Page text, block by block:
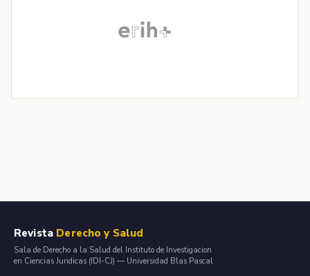
Revista Derecho y Salud
Sala de Derecho a la Salud del Instituto de Investigacion
en Ciencias Juridicas (IDI-CJ) — Universidad Blas Pascal